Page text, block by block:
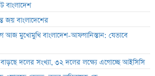
বাংলাদেশ
জয় বাংলাদেশের
আজ মুখোমুখি বাংলাদেশ-আফগানিস্তান: যেভাবে
বাড়ছে দলের সংখ্যা, ৩২ দলের লক্ষ্যে এগোচ্ছে আইসিসি